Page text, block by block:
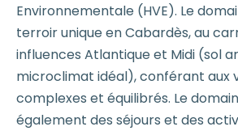
Environnementale (HVE). Le
terroir unique en Cabardès, au
influences Atlantique et Midi (sol
microclimat idéal), conférant aux
complexes et équilibrés. Le
également des séjours et des